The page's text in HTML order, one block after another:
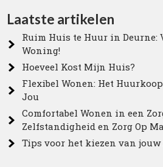
Laatste artikelen
Ruim Huis te Huur in Deurne:
Woning!
Hoeveel Kost Mijn Huis?
Flexibel Wonen: Het
Jou
Comfortabel Wonen in een
Zelfstandigheid en Zorg Op
Tips voor het kiezen van